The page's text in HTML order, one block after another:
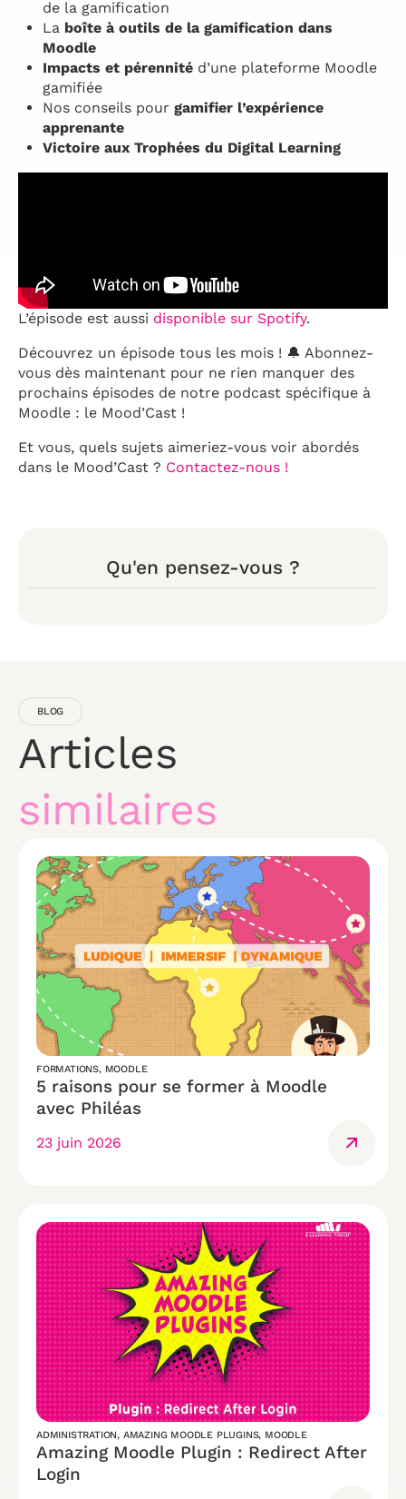
de la gamification
La boîte à outils de la gamification dans
Moodle
Impacts et pérennité d’une plateforme Moodle
gamifiée
Nos conseils pour gamifier l’expérience
apprenante
Victoire aux Trophées du Digital Learning
L’épisode est aussi disponible sur Spotify.
Découvrez un épisode tous les mois ! 🔔 Abonnez-
vous dès maintenant pour ne rien manquer des
prochains épisodes de notre podcast spécifique à
Moodle : le Mood’Cast !
Et vous, quels sujets aimeriez-vous voir abordés
dans le Mood’Cast ? Contactez-nous !
Qu'en pensez-vous ?
BLOG
Articles
similaires
FORMATIONS, MOODLE
5 raisons pour se former à Moodle
avec Philéas
23 juin 2026
ADMINISTRATION, AMAZING MOODLE PLUGINS, MOODLE
Amazing Moodle Plugin : Redirect After
Login